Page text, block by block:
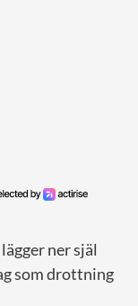
ner själ
som drottning